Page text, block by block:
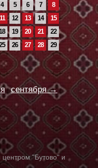
4 5 6 7
8
11 12 13 14
15
19 20 21
22
26 27 28
29
сентября →
"Бутово" и